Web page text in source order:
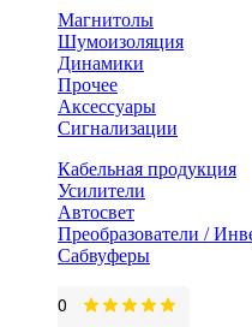
Магнитолы
Шумоизоляция
Динамики
Прочее
Аксессуары
Сигнализации
Кабельная продукция
Усилители
Автосвет
Преобразователи /
Сабвуферы